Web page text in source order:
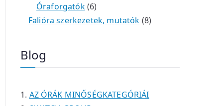
é
k
é
é
m
t
e
t
e
t
k
Óraforgatók 66
t
k
Falióra szerkezetek, mutatók 88
é
Blog
AZ ÓRÁK MINŐSÉGKATEGÓRIÁI